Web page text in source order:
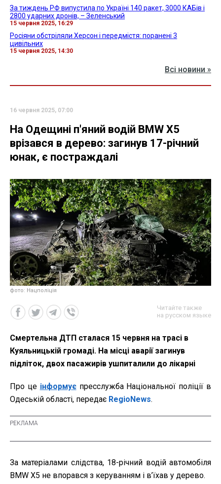
За тиждень РФ випустила по Україні 140 ракет, 3000 КАБів і
2800 ударних дронів, – Зеленський
15 червня 2025, 16:29
Росіяни обстріляли Херсон і передмістя: поранені 3
цивільних
15 червня 2025, 14:30
Всі новини »
16 червня 2025, 07:00
На Одещині п'яний водій BMW Х5
врізався в дерево: загинув 17-річний
юнак, є постраждалі
фото: Нацполіція
Читайте также
на русском языке
Смертельна ДТП сталася 15 червня на трасі в
Куяльницькій громаді. На місці аварії загинув
підліток, двох пасажирів ушпиталили до лікарні
Про це інформуєпресслужба Національної поліції в
Одеській області, передає RegioNews.
За матеріалами слідства, 18-річний водій автомобіля
BMW Х5 не впорався з керуванням і в’їхав у дерево.